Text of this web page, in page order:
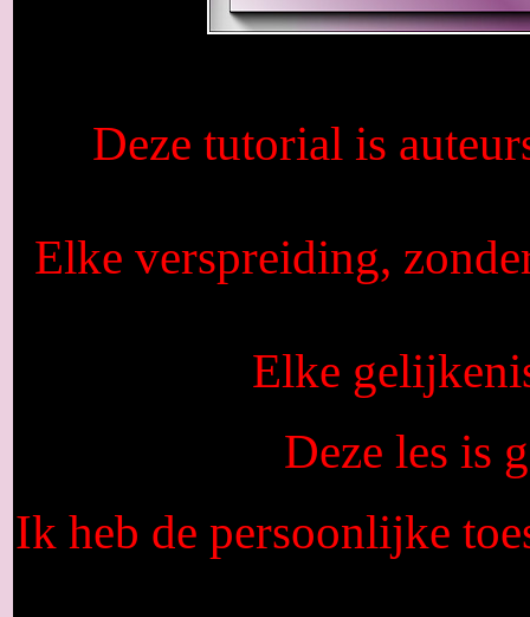
Deze tutorial is
Elke verspreiding,
Elke
Deze les is
Ik heb de persoonlijke